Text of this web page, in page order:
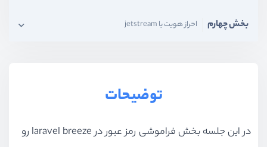
بخش چهارم احراز هویت با jetstream
توضیحات
در این جلسه بخش فراموشی رمز عبور در laravel breeze رو